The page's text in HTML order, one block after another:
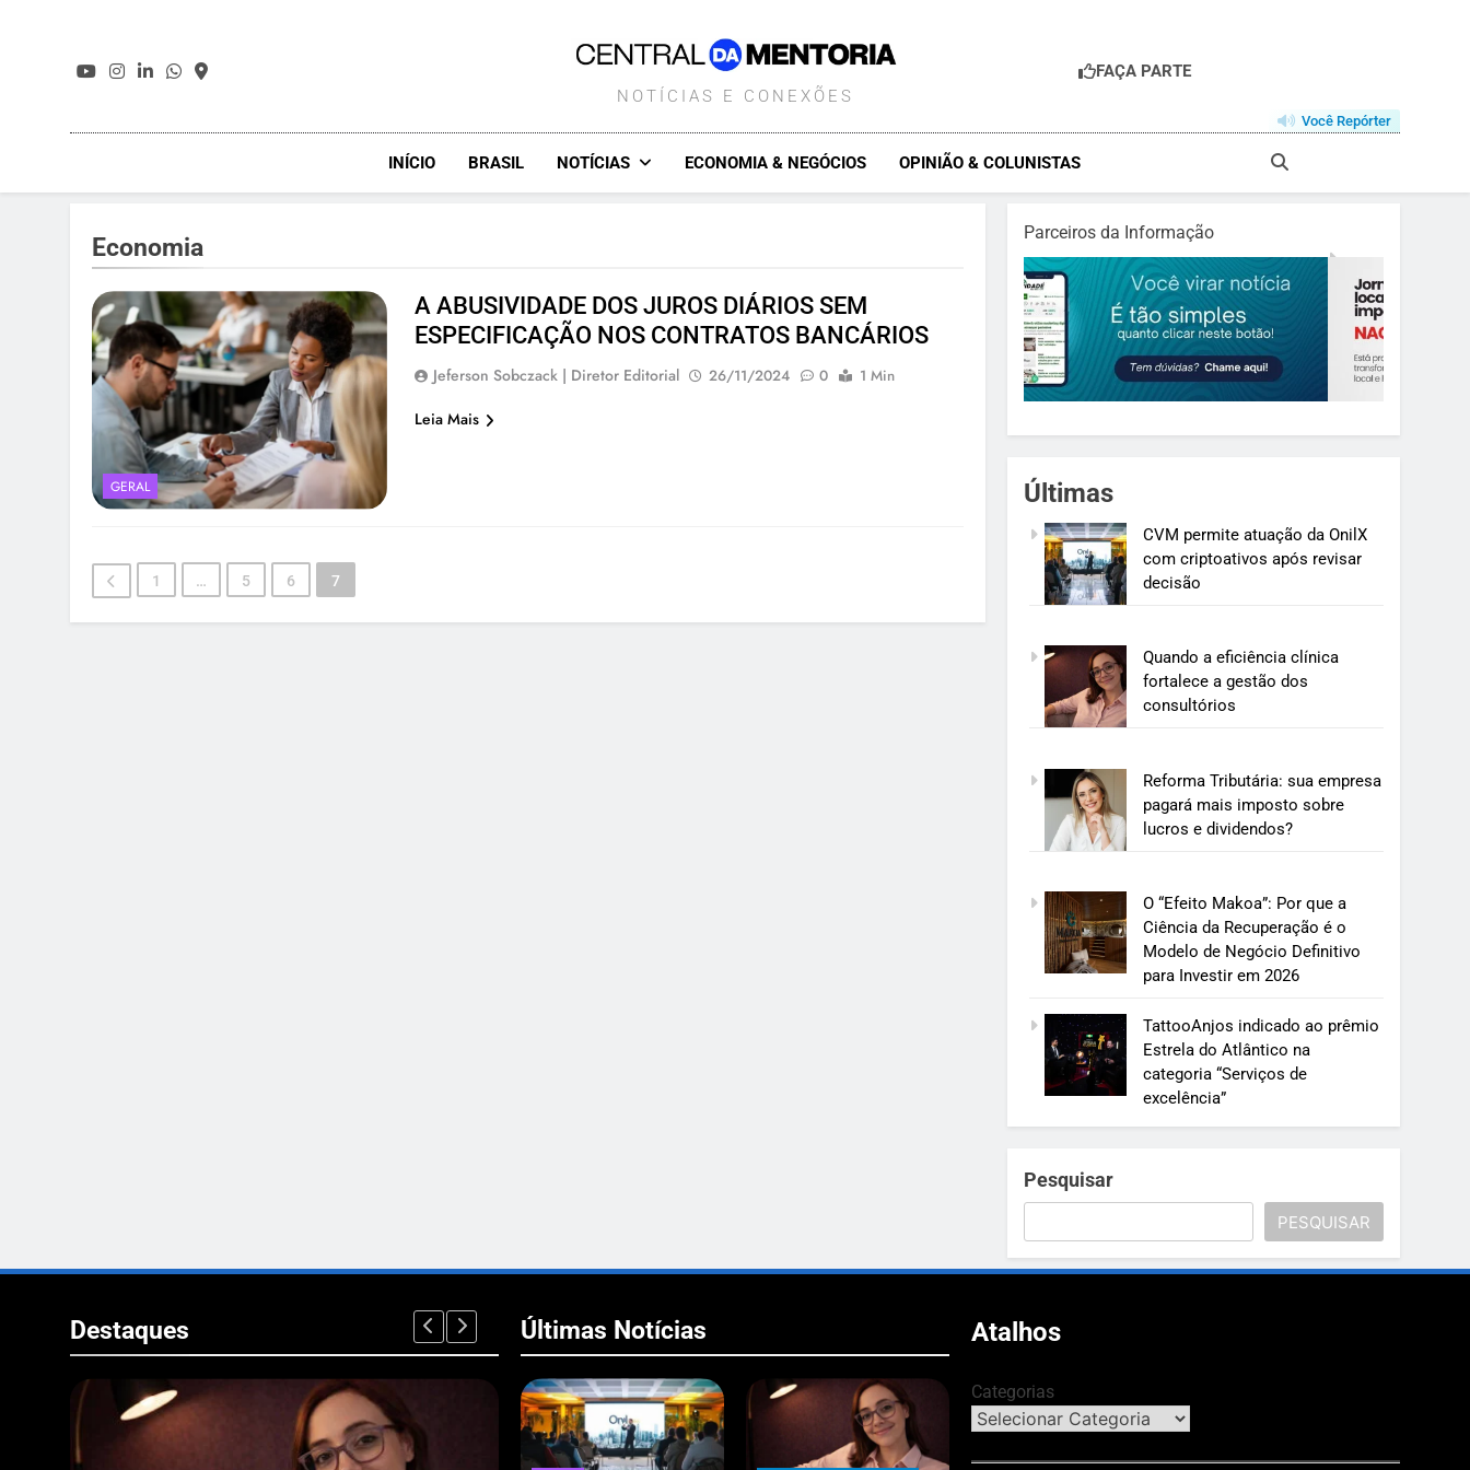
CENTRALDAMENTORIA.COM.BR
NOTÍCIAS E CONEXÕES
FAÇA PARTE
Você Repórter
INÍCIO BRASIL NOTÍCIAS ECONOMIA & NEGÓCIOS OPINIÃO & COLUNISTAS
Economia
GERAL
A ABUSIVIDADE DOS JUROS DIÁRIOS SEM
ESPECIFICAÇÃO NOS CONTRATOS BANCÁRIOS
Jeferson Sobczack | Diretor Editorial 26/11/2024 0 1 Min
Leia Mais
1 … 5 6 7
Parceiros da Informação
Últimas
CVM permite atuação da OnilX
com criptoativos após revisar
decisão
Quando a eficiência clínica
fortalece a gestão dos
consultórios
Reforma Tributária: sua empresa
pagará mais imposto sobre
lucros e dividendos?
O “Efeito Makoa”: Por que a
Ciência da Recuperação é o
Modelo de Negócio Definitivo
para Investir em 2026
TattooAnjos indicado ao prêmio
Estrela do Atlântico na
categoria “Serviços de
excelência”
Pesquisar
PESQUISAR
Destaques Últimas Notícias Atalhos
Categorias